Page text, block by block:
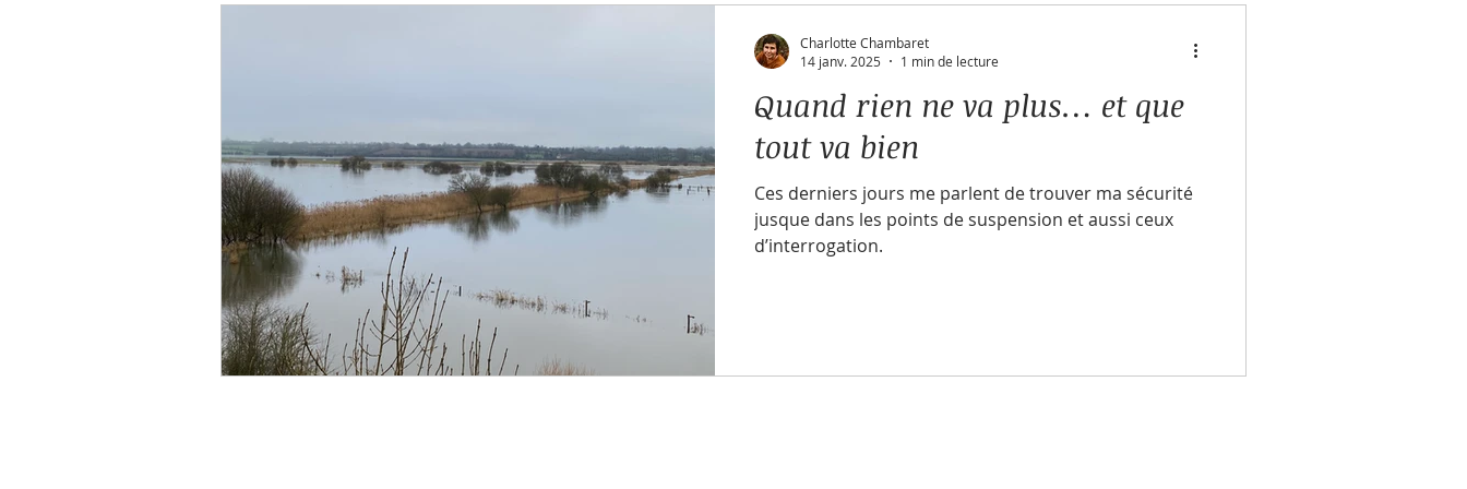
Quand rien ne va plus… et que
tout va bien
Ces derniers jours me parlent de trouver ma sécurité
jusque dans les points de suspension et aussi ceux
d’interrogation.
Charlotte Chambaret
14 janv. 2025
1 min de lecture